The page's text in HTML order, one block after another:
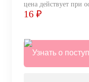
цена действует при
16 ₽